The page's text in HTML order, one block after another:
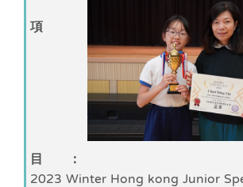
項
目 ：
2023 Winter Hong kong Junior